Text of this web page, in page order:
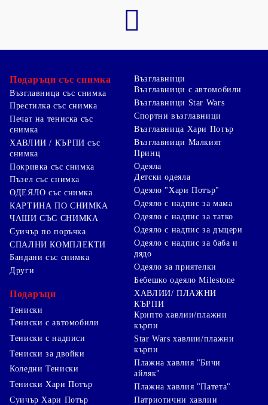
Подаръци със снимка
Възглавница със снимка
Престилка със снимка
Печат на тениска със
снимка
ХАВЛИИ / КЪРПИ със
снимка
Покривка със снимка
Пъзел със снимка
ОДЕЯЛО със снимка
КАРТИНА ПО СНИМКА
ЧАШИ СЪС СНИМКА
Суичър по поръчка
СПАЛНИ КОМПЛЕКТИ
Бандани със снимка
Други
Подаръци
Тениски
Тениски с автомобили
Тениски с надписи
Тениски за двойки
Коледни Тениски
Тениски Хари Потър
Суичър Хари Потър
Възглавници
Възглавници с автомобили
Възглавници Star Wars
Спортни възглавници
Възглавница Хари Потър
Възглавници Малкият
Принц
Одеяла
Детски одеяла
Одеяло "Хари Потър"
Одеяло с надпис за мама
Одеяло с надпис за татко
Одеяло с надпис за дъщери
Одеяло с надпис за баба и
дядо
Одеяло за приятелки
Бебешко одеяло Milestone
ХАВЛИИ/ ПЛАЖНИ
КЪРПИ
Крипто хавлии/плажни
кърпи
Star Wars хавлии/плажни
кърпи
Плажна хавлия "Бичи
айляк"
Плажна хавлия "Патета"
Патриотични хавлии